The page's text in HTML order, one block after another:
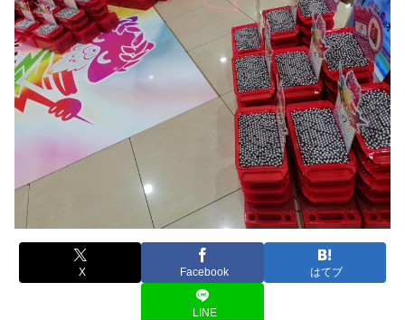
X Facebook はてブ
LINE